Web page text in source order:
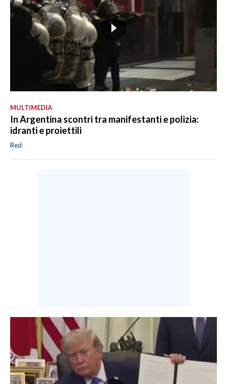
MULTIMEDIA
In Argentina scontri tra manifestanti e polizia:
idranti e proiettili
Red